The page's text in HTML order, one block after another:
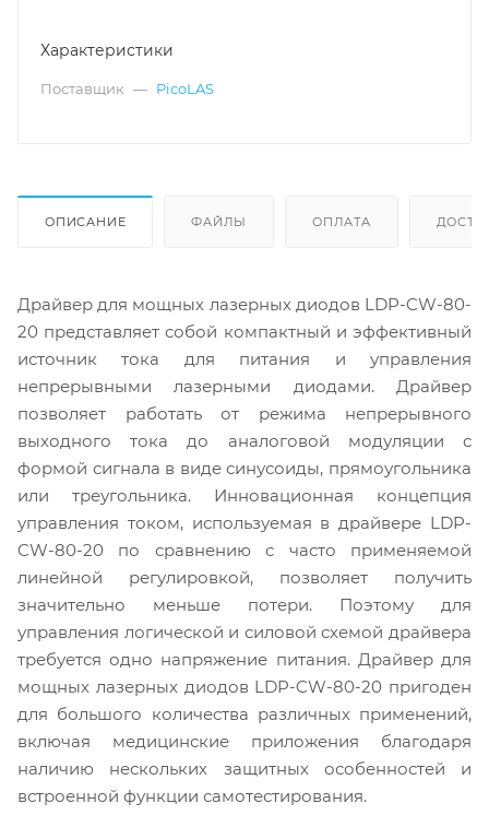
Характеристики
Поставщик — PicoLAS
ОПИСАНИЕ ФАЙЛЫ ОПЛАТА
Драйвер для мощных лазерных диодов LDP-CW-80-
20 представляет собой компактный и эффективный
источник тока для питания и управления
непрерывными лазерными диодами. Драйвер
позволяет работать от режима непрерывного
выходного тока до аналоговой модуляции с
формой сигнала в виде синусоиды, прямоугольника
или треугольника. Инновационная концепция
управления током, используемая в драйвере LDP-
CW-80-20 по сравнению с часто применяемой
линейной регулировкой, позволяет получить
значительно меньше потери. Поэтому для
управления логической и силовой схемой драйвера
требуется одно напряжение питания. Драйвер для
мощных лазерных диодов LDP-CW-80-20 пригоден
для большого количества различных применений,
включая медицинские приложения благодаря
наличию нескольких защитных особенностей и
встроенной функции самотестирования.